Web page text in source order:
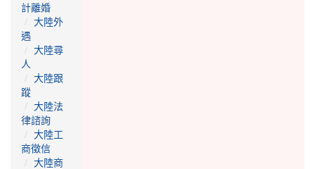
計離婚
大陸外
遇
大陸尋
人
大陸跟
蹤
大陸法
律諮詢
大陸工
商徵信
大陸商